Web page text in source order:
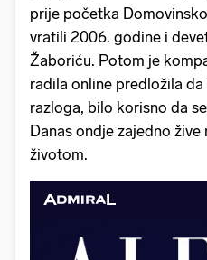
prije početka
vratili 2006. godine i
Žaboriću. Potom je
radila online predložila
razloga, bilo korisno da
Danas ondje zajedno
životom.